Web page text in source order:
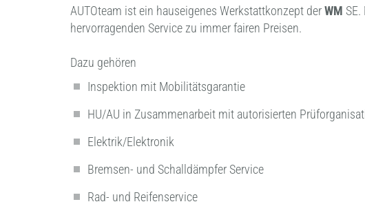
AUTOteam ist ein hauseigenes Werkstattkonzept derWM
hervorragenden Service zu immer fairen Preisen.
Dazu gehören
Inspektion mit Mobilitätsgarantie
HU/AU in Zusammenarbeit mit autorisierten
Elektrik/Elektronik
Bremsen- und Schalldämpfer Service
Rad- und Reifenservice